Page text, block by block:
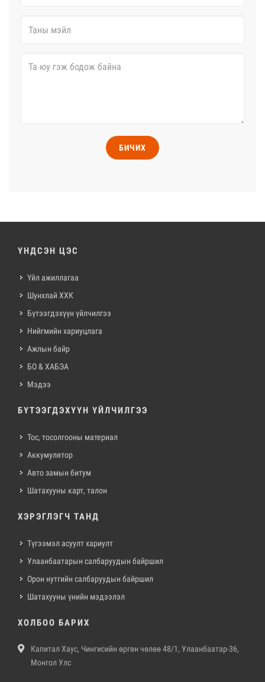
БИЧИХ
ҮНДСЭН ЦЭС
Үйл ажиллагаа
Шунхлай ХХК
Бүтээгдэхүүн үйлчилгээ
Нийгмийн хариуцлага
Ажлын байр
БО & ХАБЭА
Мэдээ
БҮТЭЭГДЭХҮҮН ҮЙЛЧИЛГЭЭ
Тос, тосолгооны материал
Аккумулятор
Авто замын битум
Шатахууны карт, талон
ХЭРЭГЛЭГЧ ТАНД
Түгээмэл асуулт хариулт
Улаанбаатарын салбаруудын байршил
Орон нутгийн салбаруудын байршил
Шатахууны үнийн мэдээлэл
ХОЛБОО БАРИХ
Капитал Хаус, Чингисийн өргөн чөлөө 48/1, Улаанбаатар-36,
Монгол Улс